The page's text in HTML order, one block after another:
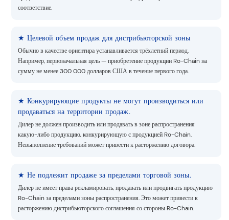
соответствие.
★ Целевой объем продаж для дистрибьюторской зоны
Обычно в качестве ориентира устанавливается трёхлетний период.
Например, первоначальная цель — приобретение продукции Ro-Chain на
сумму не менее 300 000 долларов США в течение первого года.
★ Конкурирующие продукты не могут производиться или
продаваться на территории продаж.
Дилер не должен производить или продавать в зоне распространения
какую-либо продукцию, конкурирующую с продукцией Ro-Chain.
Невыполнение требований может привести к расторжению договора.
★ Не подлежит продаже за пределами торговой зоны.
Дилер не имеет права рекламировать, продавать или продвигать продукцию
Ro-Chain за пределами зоны распространения. Это может привести к
расторжению дистрибьюторского соглашения со стороны Ro-Chain.